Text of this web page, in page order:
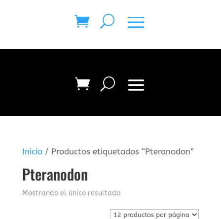
Inicio/ Productos etiquetados “Pteranodon”
Pteranodon
Mostrando el único resultado